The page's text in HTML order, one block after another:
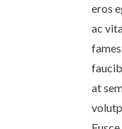
eros
ac
at